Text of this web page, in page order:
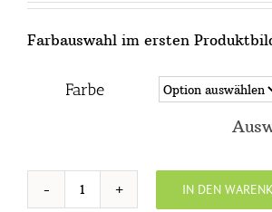
Farbauswahl im ersten
Farbe
Häkelgarn
IN DEN